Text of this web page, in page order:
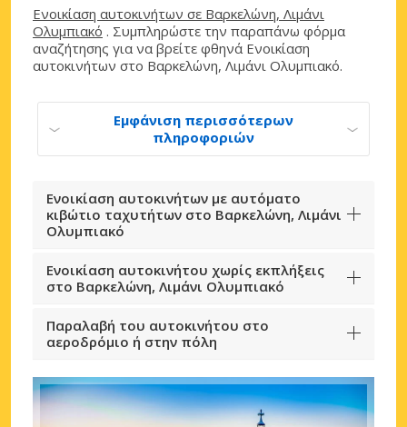
Ενοικίαση αυτοκινήτων σε Βαρκελώνη, Λιμάνι
Ολυμπιακό . Συμπληρώστε την παραπάνω φόρμα
αναζήτησης για να βρείτε φθηνά Ενοικίαση
αυτοκινήτων στο Βαρκελώνη, Λιμάνι Ολυμπιακό.
Εμφάνιση περισσότερων
πληροφοριών
Ενοικίαση αυτοκινήτων με αυτόματο
κιβώτιο ταχυτήτων στο Βαρκελώνη, Λιμάνι
Ολυμπιακό
Ενοικίαση αυτοκινήτου χωρίς εκπλήξεις
στο Βαρκελώνη, Λιμάνι Ολυμπιακό
Παραλαβή του αυτοκινήτου στο
αεροδρόμιο ή στην πόλη